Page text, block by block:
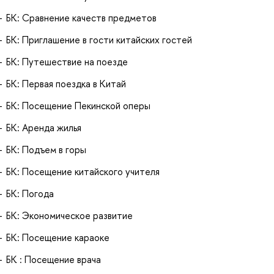
БК: Сравнение качеств предметов
БК: Приглашение в гости китайских гостей
БК: Путешествие на поезде
БК: Первая поездка в Китай
БК: Посещение Пекинской оперы
БК: Аренда жилья
БК: Подъем в горы
БК: Посещение китайского учителя
БК: Погода
БК: Экономическое развитие
БК: Посещение караоке
БК : Посещение врача